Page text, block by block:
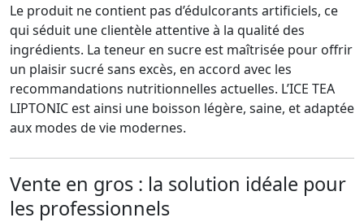
Le produit ne contient pas d’édulcorants artificiels, ce
qui séduit une clientèle attentive à la qualité des
ingrédients. La teneur en sucre est maîtrisée pour offrir
un plaisir sucré sans excès, en accord avec les
recommandations nutritionnelles actuelles. L’ICE TEA
LIPTONIC est ainsi une boisson légère, saine, et adaptée
aux modes de vie modernes.
Vente en gros : la solution idéale pour
les professionnels